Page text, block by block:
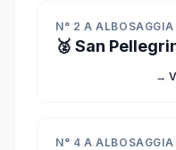
N° 2 A ALBOSAGGIA
🥈 San
→
N° 4 A ALBOSAGGIA